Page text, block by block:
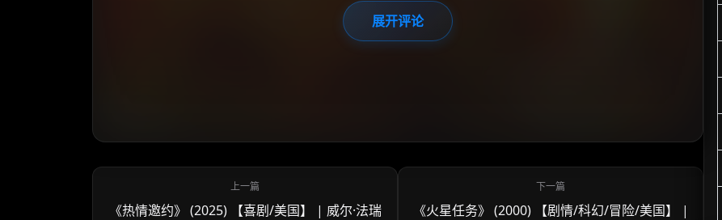
展开评论
《热情邀约》 (2025) 【喜剧/美国】 | 威尔·法瑞
《火星任务》 (2000) 【剧情/科幻/冒险/美国】 |